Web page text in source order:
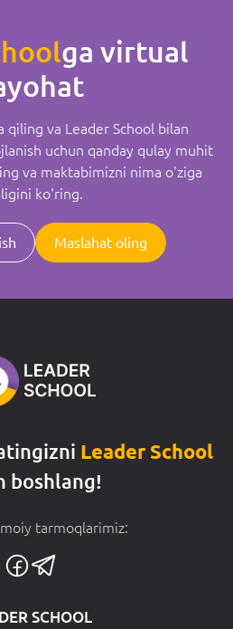
ga virtual
qiling va Leader School bilan
uchun qanday qulay muhit
va maktabimizni nima o'ziga
ko'ring.
Maslahat oling
Leader School
boshlang!
tarmoqlarimiz:
SCHOOL